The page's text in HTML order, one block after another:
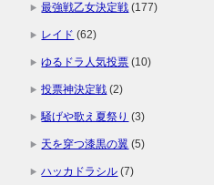
最強戦乙女決定戦 (177)
レイド (62)
ゆるドラ人気投票 (10)
投票神決定戦 (2)
騒げや歌え夏祭り (3)
天を穿つ漆黒の翼 (5)
ハッカドラシル (7)